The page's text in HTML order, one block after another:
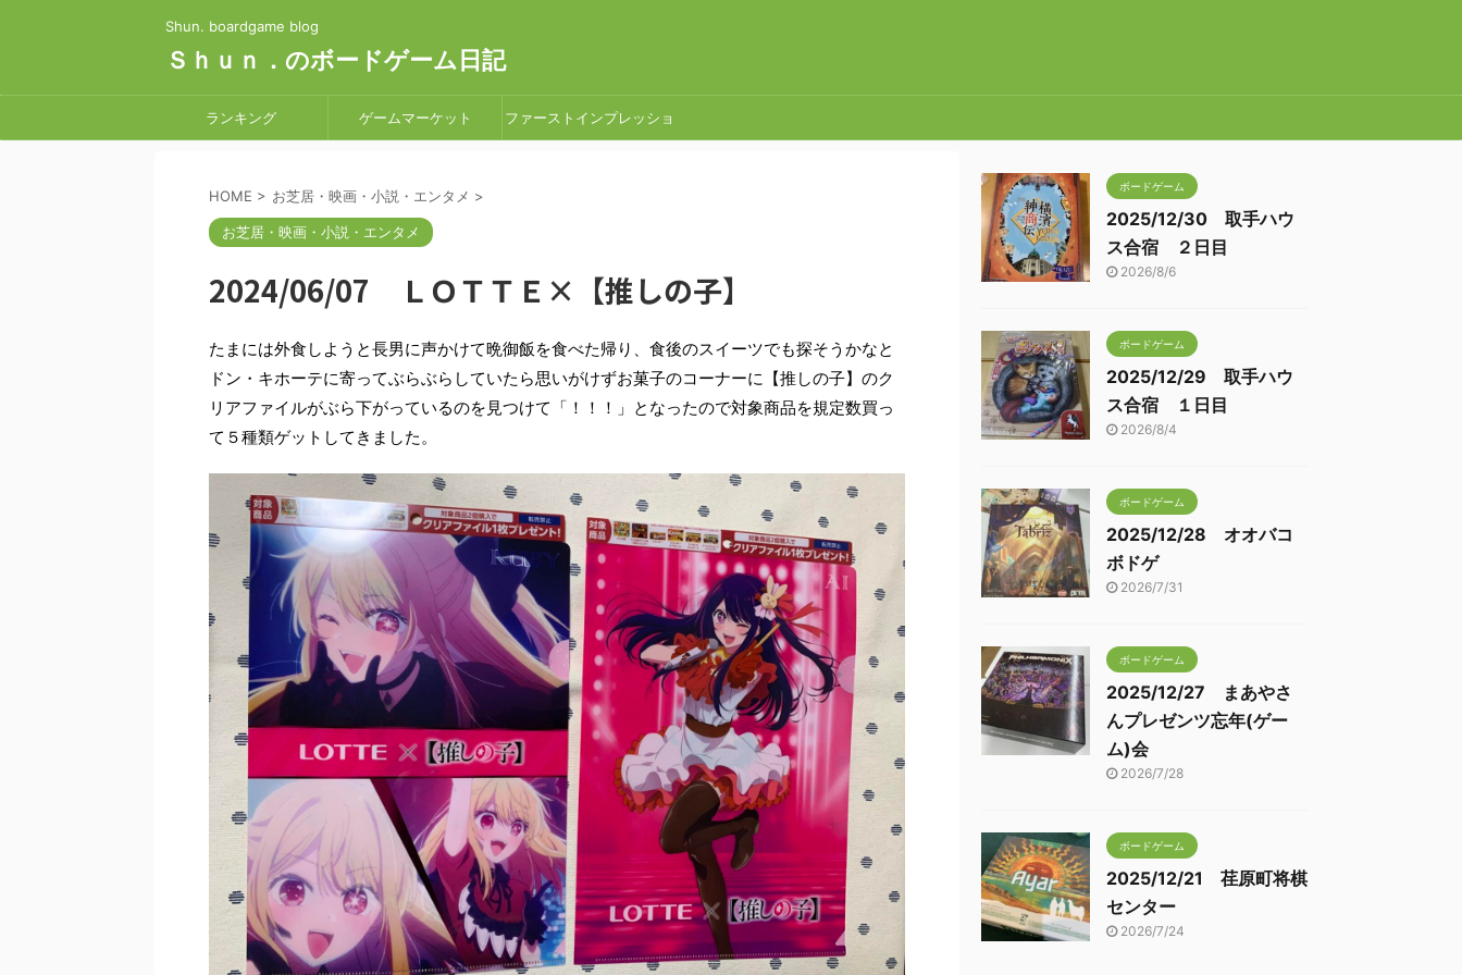
Shun. boardgame blog
Ｓｈｕｎ．のボードゲーム日記
ランキング ゲームマーケット ファーストインプレッショ
HOME > お芝居・映画・小説・エンタメ >
お芝居・映画・小説・エンタメ
2024/06/07 ＬＯＴＴＥ×【推しの子】
たまには外食しようと長男に声かけて晩御飯を食べた帰り、食後のスイーツでも探そうかなと
ドン・キホーテに寄ってぶらぶらしていたら思いがけずお菓子のコーナーに【推しの子】のク
リアファイルがぶら下がっているのを見つけて「！！！」となったので対象商品を規定数買っ
て５種類ゲットしてきました。
ボードゲーム
2025/12/30 取手ハウ
ス合宿 ２日目
2026/8/6
ボードゲーム
2025/12/29 取手ハウ
ス合宿 １日目
2026/8/4
ボードゲーム
2025/12/28 オオバコ
ボドゲ
2026/7/31
ボードゲーム
2025/12/27 まあやさ
んプレゼンツ忘年(ゲー
ム)会
2026/7/28
ボードゲーム
2025/12/21 荏原町将棋
センター
2026/7/24